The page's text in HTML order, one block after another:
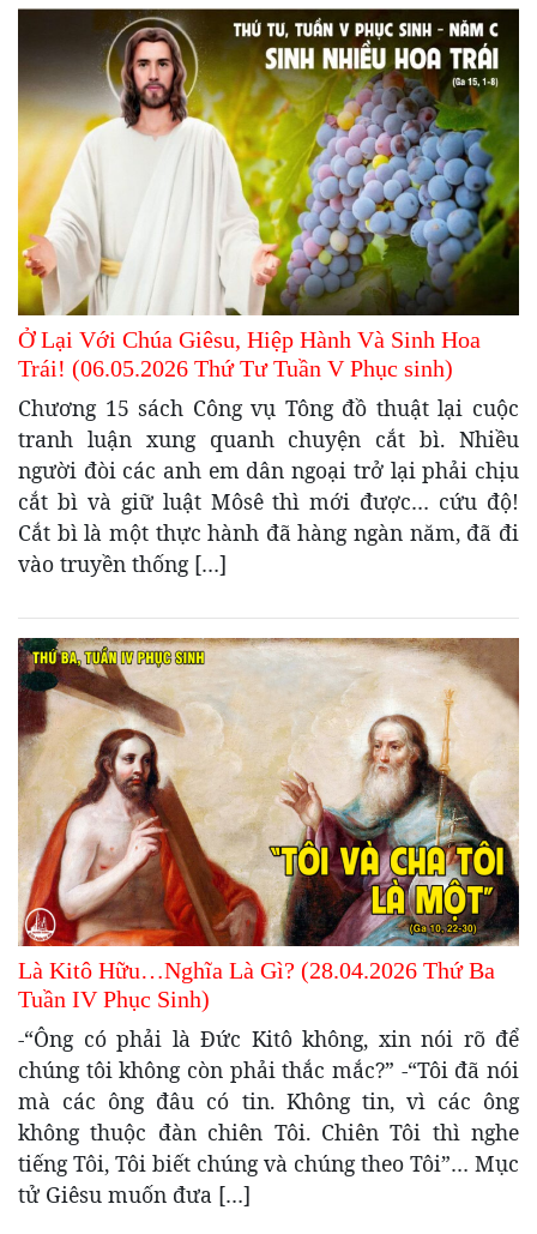
Ở Lại Với Chúa Giêsu, Hiệp Hành Và Sinh Hoa
Trái! (06.05.2026 Thứ Tư Tuần V Phục sinh)
Chương 15 sách Công vụ Tông đồ thuật lại cuộc
tranh luận xung quanh chuyện cắt bì. Nhiều
người đòi các anh em dân ngoại trở lại phải chịu
cắt bì và giữ luật Môsê thì mới được… cứu độ!
Cắt bì là một thực hành đã hàng ngàn năm, đã đi
vào truyền thống […]
Là Kitô Hữu…Nghĩa Là Gì? (28.04.2026 Thứ Ba
Tuần IV Phục Sinh)
-“Ông có phải là Đức Kitô không, xin nói rõ để
chúng tôi không còn phải thắc mắc?” -“Tôi đã nói
mà các ông đâu có tin. Không tin, vì các ông
không thuộc đàn chiên Tôi. Chiên Tôi thì nghe
tiếng Tôi, Tôi biết chúng và chúng theo Tôi”… Mục
tử Giêsu muốn đưa […]